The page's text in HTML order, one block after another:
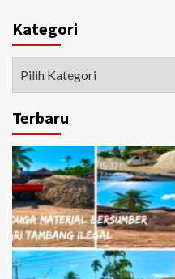
Kategori
Terbaru